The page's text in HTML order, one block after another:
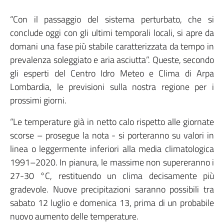
“Con il passaggio del sistema perturbato, che si
conclude oggi con gli ultimi temporali locali, si apre da
domani una fase più stabile caratterizzata da tempo in
prevalenza soleggiato e aria asciutta”. Queste, secondo
gli esperti del Centro Idro Meteo e Clima di Arpa
Lombardia, le previsioni sulla nostra regione per i
prossimi giorni.
“Le temperature già in netto calo rispetto alle giornate
scorse – prosegue la nota - si porteranno su valori in
linea o leggermente inferiori alla media climatologica
1991–2020. In pianura, le massime non supereranno i
27-30 °C, restituendo un clima decisamente più
gradevole. Nuove precipitazioni saranno possibili tra
sabato 12 luglio e domenica 13, prima di un probabile
nuovo aumento delle temperature.